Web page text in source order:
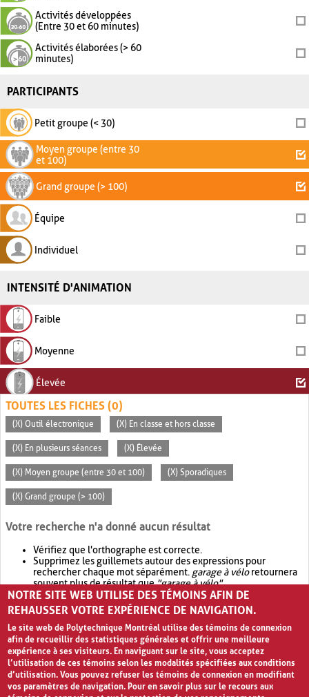
Activités développées
(Entre 30 et 60 minutes)
Activités élaborées (> 60
minutes)
PARTICIPANTS
Petit groupe (< 30)
Moyen groupe (entre 30
et 100)
Grand groupe (> 100)
Équipe
Individuel
INTENSITÉ D'ANIMATION
Faible
Moyenne
Élevée
TOUTES LES FICHES (0)
(X) Outil électronique (X) En classe et hors classe
(X) En plusieurs séances (X) Élevée
(X) Moyen groupe (entre 30 et 100) (X) Sporadiques
(X) Grand groupe (> 100)
Votre recherche n'a donné aucun résultat
Vérifiez que l'orthographe est correcte.
Supprimez les guillemets autour des expressions pour
rechercher chaque mot séparément. garage à véloretournera
souvent plus de résultat que"garage à vélo".
Envisagez d'élargir votre recherche avec OR.garage OR vélo
retournera souvent plus de résultat quegarage à vélo
NOTRE SITE WEB UTILISE DES TÉMOINS AFIN DE
REHAUSSER VOTRE EXPÉRIENCE DE NAVIGATION.
Le site web de Polytechnique Montréal utilise des témoins de connexion
afin de recueillir des statistiques générales et offrir une meilleure
expérience à ses visiteurs. En naviguant sur le site, vous acceptez
l’utilisation de ces témoins selon les modalités spécifiées aux conditions
d’utilisation. Vous pouvez refuser les témoins de connexion en modifiant
vos paramètres de navigation. Pour en savoir plus sur le recours aux